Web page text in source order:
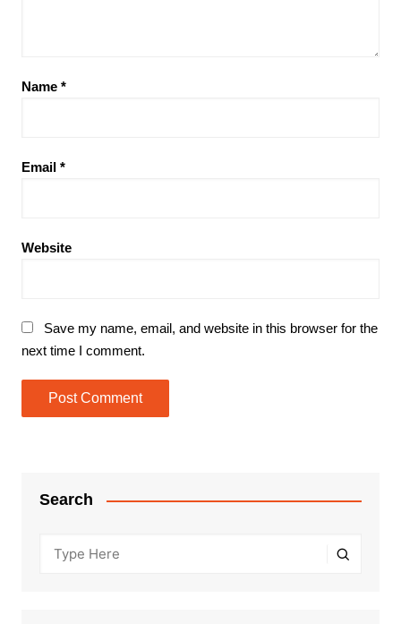
Name *
Email *
Website
Save my name, email, and website in this browser for the
next time I comment.
Search